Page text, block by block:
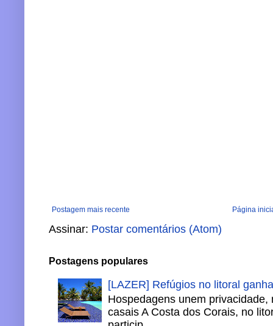
Postagem mais recente Página
Assinar: Postar comentários (Atom)
Postagens populares
[LAZER] Refúgios no litoral
Hospedagens unem
casais A Costa dos Corais, no